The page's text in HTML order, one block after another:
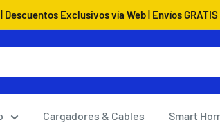
Exclusivos vía Web | Envíos
Cargadores & Cables Smart